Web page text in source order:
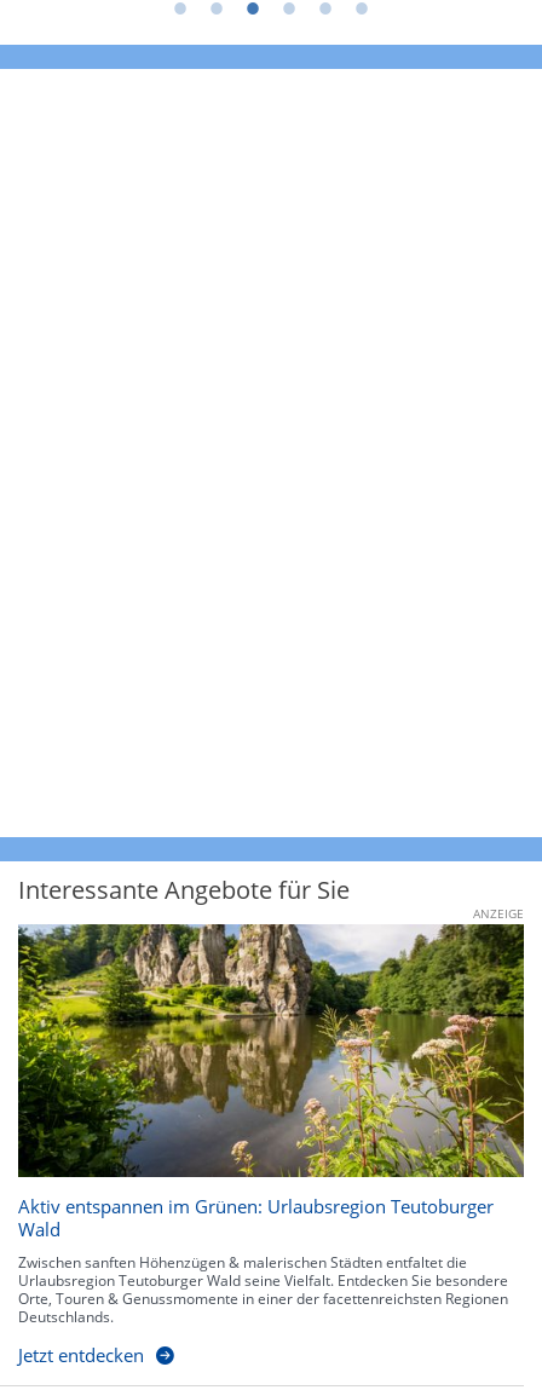
Interessante Angebote für Sie
ANZEIGE
Aktiv entspannen im Grünen: Urlaubsregion Teutoburger
Wald
Zwischen sanften Höhenzügen & malerischen Städten entfaltet die
Urlaubsregion Teutoburger Wald seine Vielfalt. Entdecken Sie besondere
Orte, Touren & Genussmomente in einer der facettenreichsten Regionen
Deutschlands.
Jetzt entdecken